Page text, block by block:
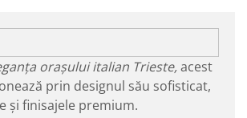
orașului italian Trieste,acest
prin designul său sofisticat,
și finisajele premium.